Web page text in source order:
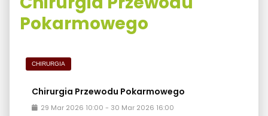
Pokarmowego
CHIRURGIA
Chirurgia Przewodu Pokarmowego
29 Mar 2026 10:00 - 30 Mar 2026 16:00